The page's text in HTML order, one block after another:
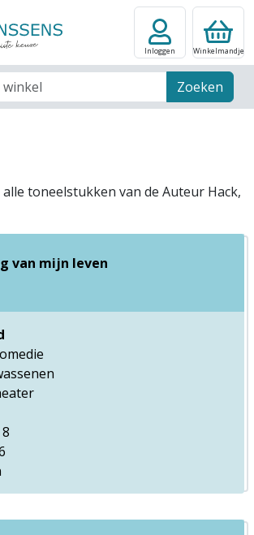
Zoeken
Inloggen Winkelmandje
toneelstukken van de Auteur Hack,
van mijn leven